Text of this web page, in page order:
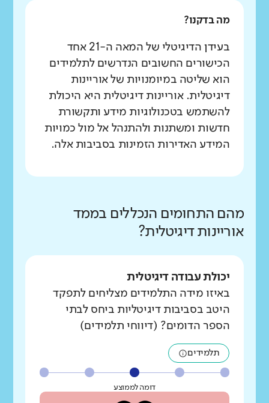
מה בדקנו?
בעידן הדיגיטלי של המאה ה-21 אחד
הכישורים החשובים הנדרשים לתלמידים
הוא שליטה במיומנויות של אוריינות
דיגיטלית. אוריינות דיגיטלית היא היכולת
להשתמש בטכנולוגיות מידע ותקשורת
חדשות ומשתנות ולהתנהל אל מול כמויות
המידע האדירות הזמינות בסביבות אלה.
מהם התחומים הנכללים בממד
אוריינות דיגיטלית?
יכולת עבודה דיגיטלית
באיזו מידה התלמידים מצליחים לתפקד
היטב בסביבות דיגיטליות ביחס לבתי
הספר הדומים? (דיווחי תלמידים)
תלמידים
דומה לממוצע